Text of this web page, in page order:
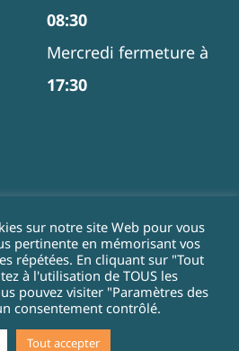
08:30
Mercredi fermeture à
17:30
sur notre site Web pour vous
pertinente en mémorisant vos
répétées. En cliquant sur "Tout
à l'utilisation de TOUS les
pouvez visiter "Paramètres des
consentement contrôlé.
Tout accepter